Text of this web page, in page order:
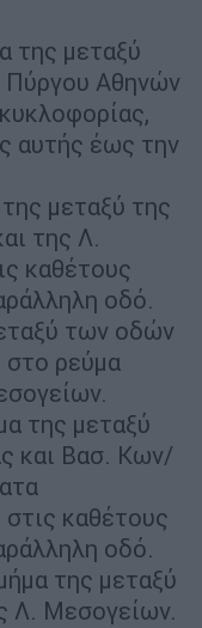
της μεταξύ
Πύργου Αθηνών
αυτής έως την
μεταξύ της
της Λ.
καθέτους
οδό.
των οδών
στο ρεύμα
της μεταξύ
και Βασ. Κων/
καθέτους
οδό.
της μεταξύ
Λ. Μεσογείων.